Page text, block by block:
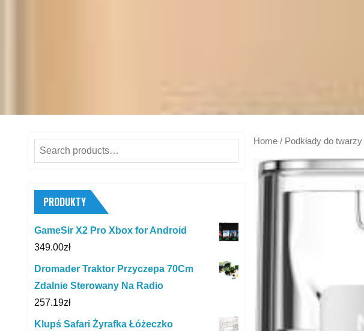
Home / Podkłady do twarzy
Search
for:
PRODUKTY
GameSir X2 Pro Xbox for Android
349.00zł
Dromader Traktor Przyczepa 70Cm
Zdalnie Sterowany Na Radio
257.19zł
Klupś Safari Żyrafka Łóżeczko